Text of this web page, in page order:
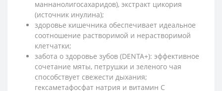
маннанолигосахаридов), экстракт цикория
(источник инулина);
здоровье кишечника обеспечивает идеальное
соотношение растворимой и нерастворимой
клетчатки;
забота о здоровье зубов (DENTA+): эффективное
сочетание мяты, петрушки и зеленого чая
способствует свежести дыхания;
гексаметафосфат натрия и витамин С